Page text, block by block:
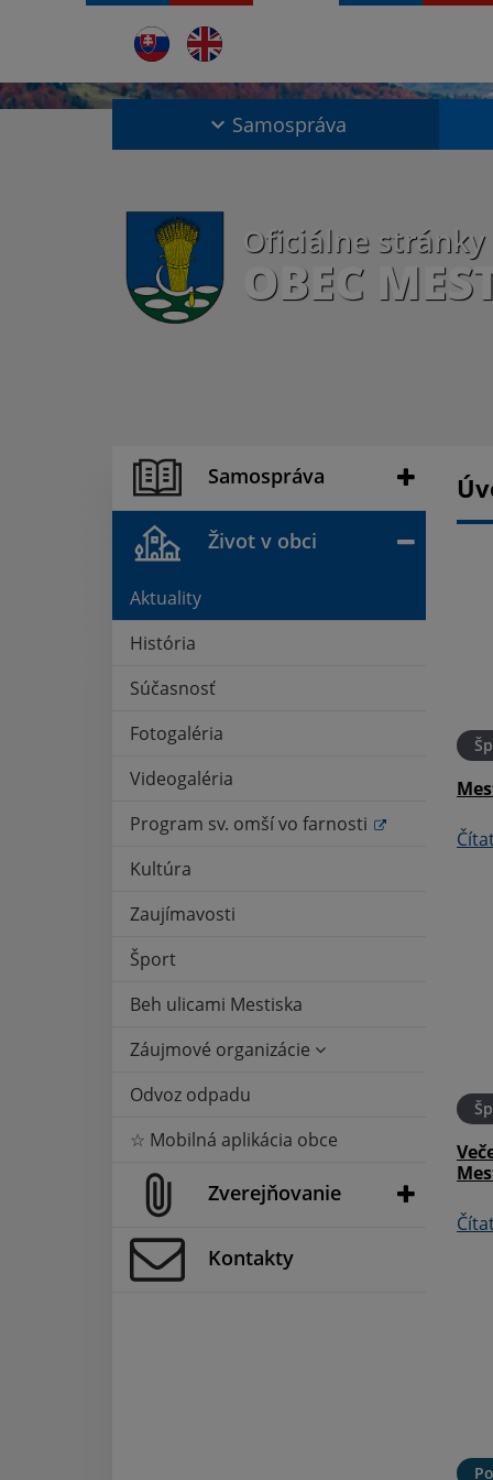
Samospráva
Oficiálne stránky
OBEC
Samospráva
Život v obci
Aktuality
História
Súčasnosť
Fotogaléria
Videogaléria
Program sv. omší vo farnosti
Kultúra
Zaujímavosti
Šport
Beh ulicami Mestiska
Záujmové organizácie
Odvoz odpadu
☆ Mobilná aplikácia obce
Zverejňovanie
Kontakty
18. MÁJ 2025 Oznámenia
Požehnané veľkonočné
Florbalový turnaj - 1. marec
Čítať ďalej